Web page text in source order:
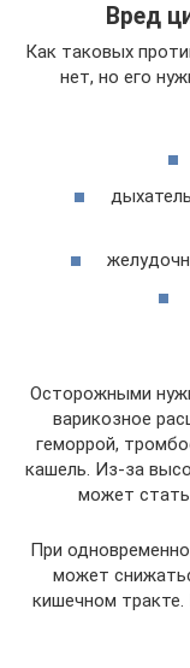
Вред
Как таковых
нет, но его
Осторожными
варикозное
геморрой,
кашель. Из-за
может стать
При
может
кишечном тракте.